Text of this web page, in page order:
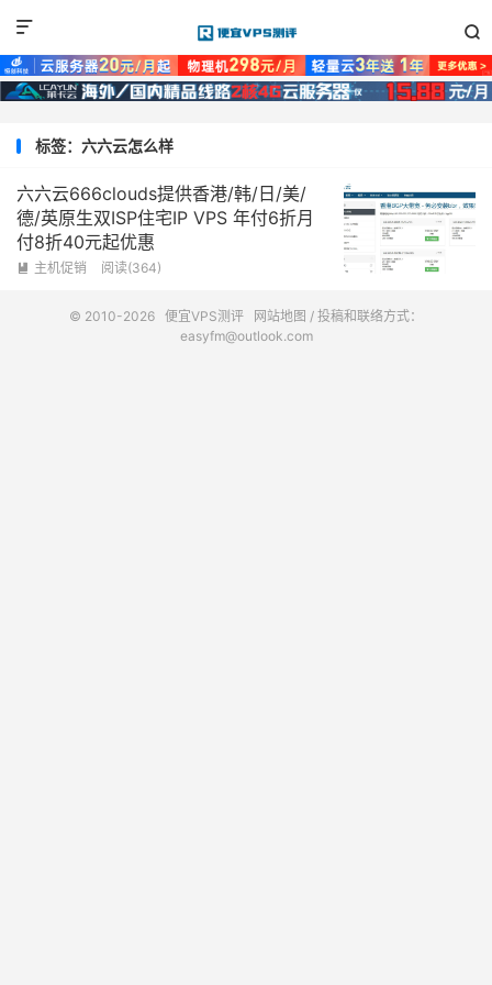


标签：六六云怎么样
六六云666clouds提供香港/韩/日/美/
德/英原生双ISP住宅IP VPS 年付6折月
付8折40元起优惠
 主机促销 阅读(364)
© 2010-2026 便宜VPS测评 网站地图 / 投稿和联络方式：
easyfm@outlook.com